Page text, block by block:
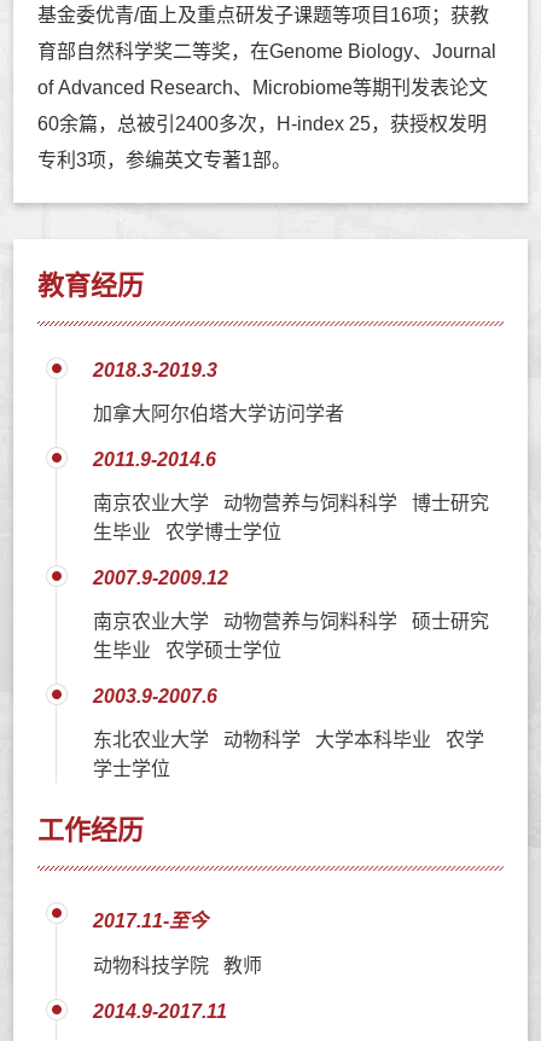
基金委优青/面上及重点研发子课题等项目16项；获教
育部自然科学奖二等奖，在Genome Biology、Journal
of Advanced Research、Microbiome等期刊发表论文
60余篇，总被引2400多次，H-index 25，获授权发明
专利3项，参编英文专著1部。
教育经历
2018.3-2019.3
加拿大阿尔伯塔大学访问学者
2011.9-2014.6
南京农业大学 动物营养与饲料科学 博士研究
生毕业 农学博士学位
2007.9-2009.12
南京农业大学 动物营养与饲料科学 硕士研究
生毕业 农学硕士学位
2003.9-2007.6
东北农业大学 动物科学 大学本科毕业 农学
学士学位
工作经历
2017.11-至今
动物科技学院 教师
2014.9-2017.11